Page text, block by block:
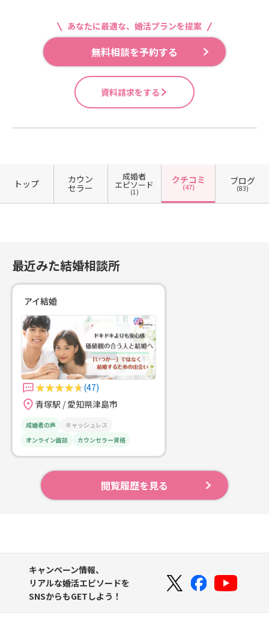
あなたに最適な、婚活プランを提案
無料相談を予約する
資料請求をする
トップ カウン
セラー
成婚者
エピソード
(1)
クチコミ
(47)
ブログ
(83)
最近みた結婚相談所
アイ結婚
(47)
青塚駅 / 愛知県津島市
成婚者の声
キャッシュレス
オンライン面談
カウンセラー資格
閲覧履歴を見る
キャンペーン情報、
リアルな婚活エピソードを
SNSからもGETしよう！